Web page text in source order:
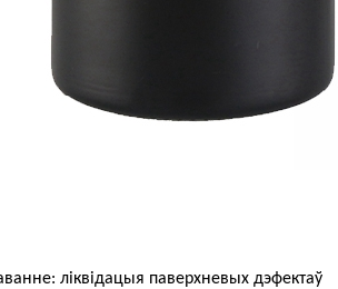
ліквідацыя паверхневых дэфектаў